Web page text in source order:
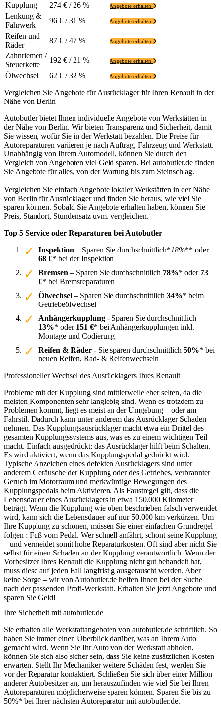
Kupplung 274 € / 26 % Angebote erhalten
Lenkung &
Fahrwerk
96 € / 31 % Angebote erhalten
Reifen und
Räder
87 € / 47 % Angebote erhalten
Zahnriemen /
Steuerkette
192 € / 21 % Angebote erhalten
Ölwechsel 62 € / 32 % Angebote erhalten
Vergleichen Sie Angebote für Ausrücklager für Ihren Renault in der
Nähe von Berlin
Autobutler bietet Ihnen individuelle Angebote von Werkstätten in
der Nähe von Berlin. Wir bieten Transparenz und Sicherheit, damit
Sie wissen, wofür Sie in der Werkstatt bezahlen. Die Preise für
Autoreparaturen variieren je nach Auftrag, Fahrzeug und Werkstatt.
Unabhängig von Ihrem Automodell, können Sie durch den
Vergleich von Angeboten viel Geld sparen. Bei autobutler.de finden
Sie Angebote für alles, von der Wartung bis zum Steinschlag.
Vergleichen Sie einfach Angebote lokaler Werkstätten in der Nähe
von Berlin für Ausrücklager und finden Sie heraus, wie viel Sie
sparen können. Sobald Sie Angebote erhalten haben, können Sie
Preis, Standort, Stundensatz uvm. vergleichen.
Top 5 Service oder Reparaturen bei Autobutler
Inspektion – Sparen Sie durchschnittlich*18%** oder
68 €* bei der Inspektion
Bremsen – Sparen Sie durchschnittlich 78%* oder 73
€* bei Bremsreparaturen
Ölwechsel – Sparen Sie durchschnittlich 34%* beim
Getriebeölwechsel
Anhängerkupplung - Sparen Sie durchschnittlich
13%* oder 151 €* bei Anhängerkupplungen inkl.
Montage und Codierung
Reifen & Räder - Sie sparen durchschnittlich 50%* bei
neuen Reifen, Rad- & Reifenwechseln
Professioneller Wechsel des Ausrücklagers Ihres Renault
Probleme mit der Kupplung sind mittlerweile eher selten, da die
meisten Komponenten sehr langlebig sind. Wenn es trotzdem zu
Problemen kommt, liegt es meist an der Umgebung – oder am
Fahrstil. Dadurch kann unter anderem das Ausrücklager Schaden
nehmen. Das Kupplungsausrücklager macht etwa ein Drittel des
gesamten Kupplungssystems aus, was es zu einem wichtigen Teil
macht. Einfach ausgedrückt: das Ausrücklager hilft beim Schalten.
Es wird aktiviert, wenn das Kupplungspedal gedrückt wird.
Typische Anzeichen eines defekten Ausrücklagers sind unter
anderem Geräusche der Kupplung oder des Getriebes, verbrannter
Geruch im Motorraum und merkwürdige Bewegungen des
Kupplungspedals beim Aktivieren. Als Faustregel gilt, dass die
Lebensdauer eines Ausrücklagers in etwa 150.000 Kilometer
beträgt. Wenn die Kupplung wie oben beschrieben falsch verwendet
wird, kann sich die Lebensdauer auf nur 50.000 km verkürzen. Um
Ihre Kupplung zu schonen, müssen Sie einer einfachen Grundregel
folgen : Fuß vom Pedal. Wer schnell anfährt, schont seine Kupplung
– und vermeidet somit hohe Reparaturkosten. Oft sind aber nicht Sie
selbst für einen Schaden an der Kupplung verantwortlich. Wenn der
Vorbesitzer Ihres Renault die Kupplung nicht gut behandelt hat,
muss diese auf jeden Fall langfristig ausgetauscht werden. Aber
keine Sorge – wir von Autobutler.de helfen Ihnen bei der Suche
nach der passenden Profi-Werkstatt. Erhalten Sie jetzt Angebote und
sparen Sie Geld!
Ihre Sicherheit mit autobutler.de
Sie erhalten alle Werkstattangeboten von autobutler.de schriftlich. So
haben Sie immer einen Überblick darüber, was an Ihrem Auto
gemacht wird. Wenn Sie Ihr Auto von der Werkstatt abholen,
können Sie sich also sicher sein, dass Sie keine zusätzlichen Kosten
erwarten. Stellt Ihr Mechaniker weitere Schäden fest, werden Sie
vor der Reparatur kontaktiert. Schließen Sie sich über einer Million
anderer Autobesitzer an, um herauszufinden wie viel Sie bei Ihren
Autoreparaturen möglicherweise sparen können. Sparen Sie bis zu
50%* bei Ihrer nächsten Autoreparatur mit autobutler.de.